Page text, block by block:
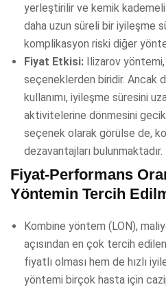
yerleştirilir ve kemik kademeli
daha uzun süreli bir iyileşme
komplikasyon riski diğer
Fiyat Etkisi: Ilizarov yöntemi,
seçeneklerden biridir. Ancak
kullanımı, iyileşme süresini
aktivitelerine dönmesini
seçenek olarak görülse de,
dezavantajları bulunmaktadır.
Fiyat-Performans
Yöntemin Tercih
Kombine yöntem (LON),
açısından en çok tercih
fiyatlı olması hem de hızlı
yöntemi birçok hasta için